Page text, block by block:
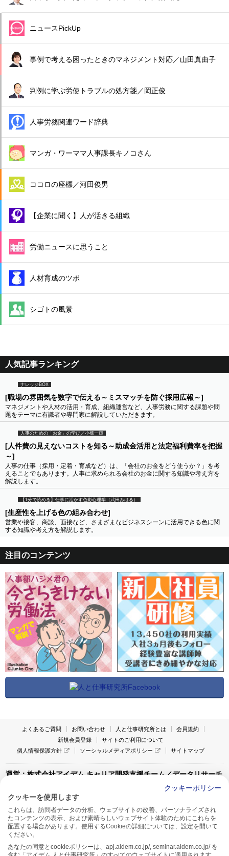
ニュースPickUp
事例で考える困ったときのマネジメント対応／山田真由子
判例に学ぶ労使トラブルの処方箋／岡正俊
人事労務関連ワード辞典
マンガ・ワーママ人事課長キノコさん
ココロの座標／河田俊男
【企業に聞く】人が活きる組織
労働ニュースに思うこと
人材育成のツボ
シゴトの風景
人気記事ランキング
ナレッジBOX
[職場の雰囲気を数字で伝える～ミスマッチを防ぐ採用広報～]
マネジメントや人材の活用・育成、組織運営など、人事労務に関する課題や問
題をテーマに有識者や専門家に解説していただきます。
人事のための「お金」の学び／小橋一輝
[人件費の見えないコストを知る～助成金活用と法定福利費率を把握
～]
人事の仕事（採用・定着・育成など）は、「会社のお金をどう使うか？」を考
えることでもあります。人事に求められる会社のお金に関する知識や考え方を
解説します。
【1分で読める】仕事に活かす色彩心理学（武田みはる）
[生産性を上げる色の組み合わせ]
営業や接客、商談、面接など、さまざまなビジネスシーンに活用できる色に関
する知識や考え方を解説します。
注目のコンテンツ
よくあるご質問 お問い合わせ 人と仕事研究所とは
会員規約
新規会員登録
サイトのご利用について
個人情報保護方針
ソーシャルメディアポリシー サイトマップ
運営：株式会社アイデム キャリア開発支援チーム／データリサーチ
〒160-0022 東京都新宿区新宿1-4-10
アイデム本社ビル TEL:03-5269-6020
〒550-0005 大阪府大阪市西区西本町1-13-43
アイデム西本町ビル7F TEL:06-7662-2800
クッキーポリシー
クッキーを使用します
これらは、訪問者データの分析、ウェブサイトの改善、パーソナライズされ
たコンテンツの表示、および素晴らしいウェブサイト体験のためにこれらを
配置する場合があります。使用するCookieの詳細については、設定を開いて
ください。
あなたの同意とcookieポリシーは、apj.aidem.co.jp/, seminar.aidem.co.jp/ を